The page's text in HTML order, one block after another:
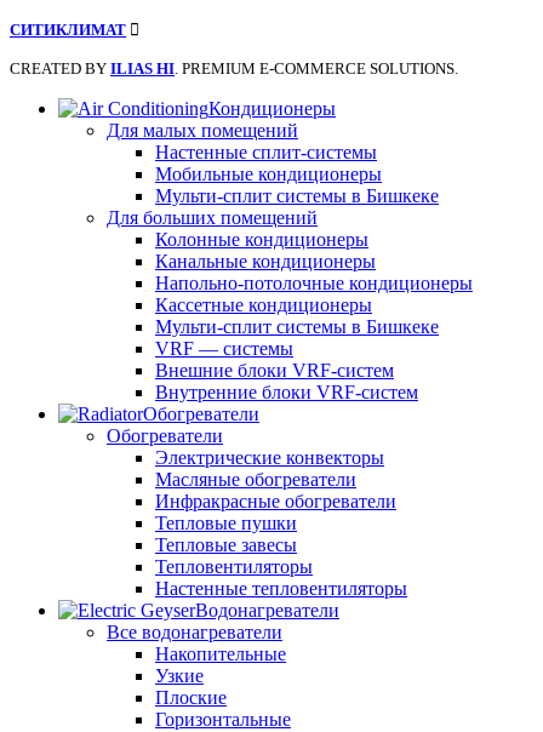
СИТИКЛИМАТ
CREATED BY ILIAS HI . PREMIUM E-COMMERCE SOLUTIONS.
Кондиционеры
Для малых помещений
Настенные сплит-системы
Мобильные кондиционеры
Мульти-сплит системы в Бишкеке
Для больших помещений
Колонные кондиционеры
Канальные кондиционеры
Напольно-потолочные кондиционеры
Кассетные кондиционеры
Мульти-сплит системы в Бишкеке
VRF — системы
Внешние блоки VRF-систем
Внутренние блоки VRF-систем
Обогреватели
Обогреватели
Электрические конвекторы
Масляные обогреватели
Инфракрасные обогреватели
Тепловые пушки
Тепловые завесы
Тепловентиляторы
Настенные тепловентиляторы
Водонагреватели
Все водонагреватели
Накопительные
Узкие
Плоские
Горизонтальные